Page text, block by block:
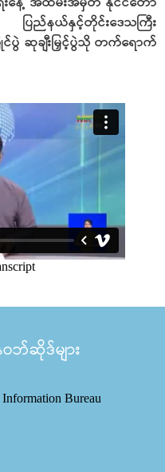
း ပြည်နယ်နှင့်တိုင်းဒေသကြီး
ပွဲ ဆုချီးမြှင့်ပွဲသို တက်ရောက်
ဘ်ဆိုဒ်များ
Information Bureau